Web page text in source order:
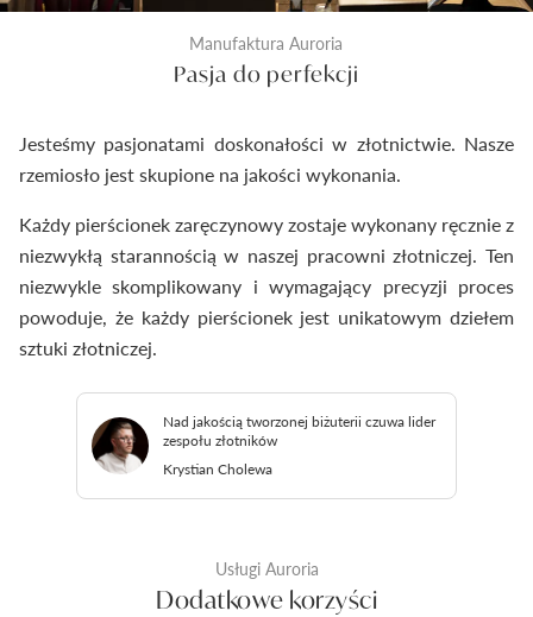
Manufaktura Auroria
Pasja do perfekcji
Jesteśmy pasjonatami doskonałości w złotnictwie. Nasze
rzemiosło jest skupione na jakości wykonania.
Każdy pierścionek zaręczynowy zostaje wykonany ręcznie z
niezwykłą starannością w naszej pracowni złotniczej. Ten
niezwykle skomplikowany i wymagający precyzji proces
powoduje, że każdy pierścionek jest unikatowym dziełem
sztuki złotniczej.
Nad jakością tworzonej biżuterii czuwa lider
zespołu złotników
Krystian Cholewa
Usługi Auroria
Dodatkowe korzyści